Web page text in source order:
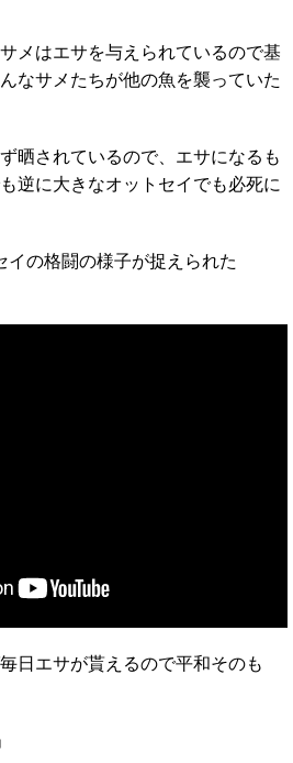
メはエサを与えられているので基
なサメたちが他の魚を襲っていた
晒されているので、エサになるも
逆に大きなオットセイでも必死に
イの格闘の様子が捉えられた
日エサが貰えるので平和そのも